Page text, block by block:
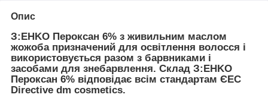
Опис
З:EHKO Пероксан 6% з живильним маслом
жожоба призначений для освітлення волосся і
використовується разом з барвниками і
засобами для знебарвлення. Склад З:EHKO
Пероксан 6% відповідає всім стандартам ЄЕС
Directive dm cosmetics.